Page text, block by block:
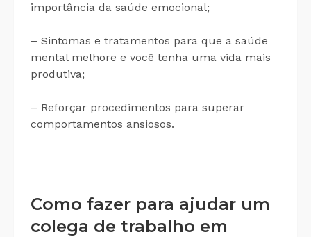
importância da saúde emocional;
– Sintomas e tratamentos para que a saúde
mental melhore e você tenha uma vida mais
produtiva;
– Reforçar procedimentos para superar
comportamentos ansiosos.
Como fazer para ajudar um
colega de trabalho em